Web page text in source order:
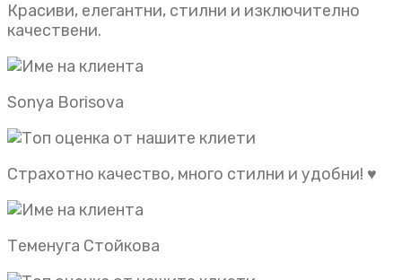
Красиви, елегантни, стилни и изключително
качествени.
Sonya Borisova
Страхотно качество, много стилни и удобни! ♥️
Теменуга Стойкова